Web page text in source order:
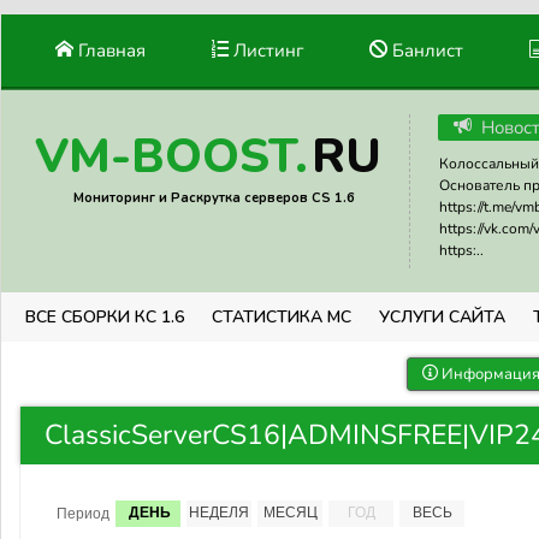
Главная Листинг Банлист
VM-BOOST.RU
Мониторинг и Раскрутка серверов CS 1.6
Основатель
https://t.me/
https://vk.com/
https:..
ВСЕ СБОРКИ КС 1.6 СТАТИСТИКА МС УСЛУГИ САЙТА
Период ДЕНЬ НЕДЕЛЯ МЕСЯЦ ГОД ВЕСЬ